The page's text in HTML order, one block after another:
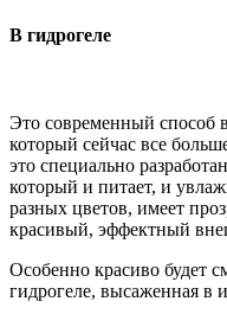
В гидрогеле
Это современный способ
который сейчас все
это специально
который и питает, и
разных цветов, имеет
красивый, эффектный
Особенно красиво будет
гидрогеле, высаженная в